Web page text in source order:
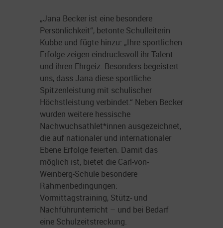
„Jana Becker ist eine besondere
Persönlichkeit“, betonte Schulleiterin
Kubbe und fügte hinzu: „Ihre sportlichen
Erfolge zeigen eindrucksvoll ihr Talent
und ihren Ehrgeiz. Besonders begeistert
uns, dass Jana diese sportliche
Spitzenleistung mit schulischer
Höchstleistung verbindet.“ Neben Becker
wurden weitere hessische
Nachwuchsathlet*innen ausgezeichnet,
die auf nationaler und internationaler
Ebene Erfolge feierten. Damit das
möglich ist, bietet die Carl-von-
Weinberg-Schule besondere
Rahmenbedingungen:
Vormittagstraining, Stütz- und
Nachführunterricht – und bei Bedarf
eine Schulzeitstreckung.